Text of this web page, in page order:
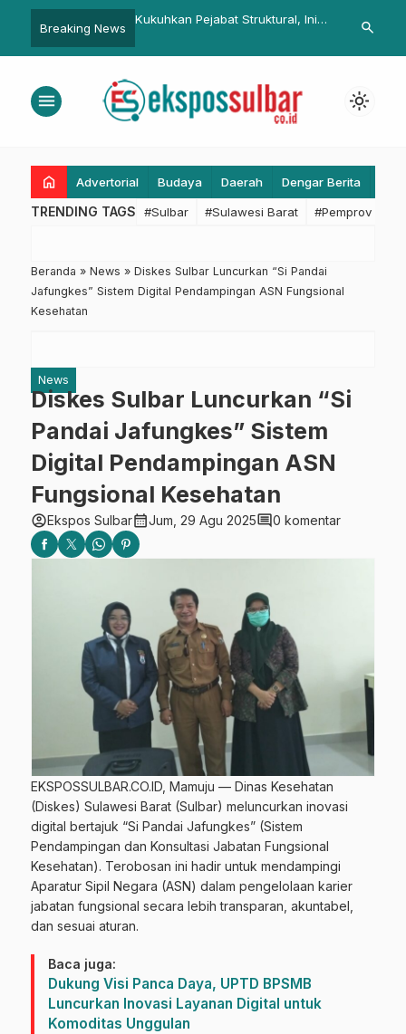
Breaking News
SPPG Segera
Kukuhkan Pejabat Struktural, Ini
Tanggap
Berkemas
search
menu light_mode
home Advertorial Budaya Daerah Dengar Berita
TRENDING TAGS #Sulbar #Sulawesi Barat #Pemprov
Beranda » News » Diskes Sulbar Luncurkan “Si Pandai
Jafungkes” Sistem Digital Pendampingan ASN Fungsional
Kesehatan
News
Diskes Sulbar Luncurkan “Si
Pandai Jafungkes” Sistem
Digital Pendampingan ASN
Fungsional Kesehatan
account_circleEkspos Sulbarcalendar_monthJum, 29 Agu 2025comment0 komentar
EKSPOSSULBAR.CO.ID, Mamuju — Dinas Kesehatan
(Diskes) Sulawesi Barat (Sulbar) meluncurkan inovasi
digital bertajuk “Si Pandai Jafungkes” (Sistem
Pendampingan dan Konsultasi Jabatan Fungsional
Kesehatan). Terobosan ini hadir untuk mendampingi
Aparatur Sipil Negara (ASN) dalam pengelolaan karier
jabatan fungsional secara lebih transparan, akuntabel,
dan sesuai aturan.
Baca juga:
Dukung Visi Panca Daya, UPTD BPSMB
Luncurkan Inovasi Layanan Digital untuk
Komoditas Unggulan